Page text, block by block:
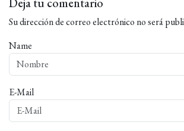
Su dirección de correo electrónico no será
Name
E-Mail